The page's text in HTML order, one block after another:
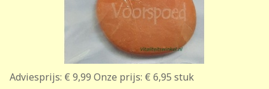
Adviesprijs: € 9,99 Onze prijs: € 6,95 stuk